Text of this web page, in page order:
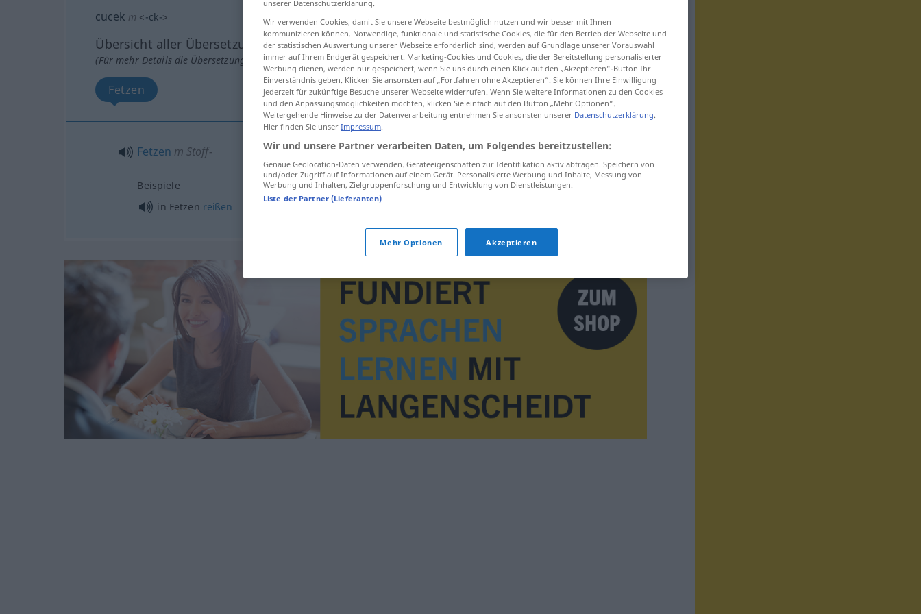
cucek m <-ck->
Übersicht aller Übersetzungen
(Für mehr Details die Übersetzung anklicken/antippen)
Fetzen
Fetzen m Stoff- cucek
Beispiele
in Fetzen reißen
unserer Datenschutzerklärung.
Wir verwenden Cookies, damit Sie unsere Webseite bestmöglich nutzen und wir besser mit Ihnen
kommunizieren können. Notwendige, funktionale und statistische Cookies, die für den Betrieb der Webseite und
der statistischen Auswertung unserer Webseite erforderlich sind, werden auf Grundlage unserer Vorauswahl
immer auf Ihrem Endgerät gespeichert. Marketing-Cookies und Cookies, die der Bereitstellung personalisierter
Werbung dienen, werden nur gespeichert, wenn Sie uns durch einen Klick auf den „Akzeptieren“-Button Ihr
Einverständnis geben. Klicken Sie ansonsten auf „Fortfahren ohne Akzeptieren“. Sie können Ihre Einwilligung
jederzeit für zukünftige Besuche unserer Webseite widerrufen. Wenn Sie weitere Informationen zu den Cookies
und den Anpassungsmöglichkeiten möchten, klicken Sie einfach auf den Button „Mehr Optionen“.
Weitergehende Hinweise zu der Datenverarbeitung entnehmen Sie ansonsten unserer Datenschutzerklärung.
Hier finden Sie unser Impressum.
Wir und unsere Partner verarbeiten Daten, um Folgendes bereitzustellen:
Genaue Geolocation-Daten verwenden. Geräteeigenschaften zur Identifikation aktiv abfragen. Speichern von
und/oder Zugriff auf Informationen auf einem Gerät. Personalisierte Werbung und Inhalte, Messung von
Werbung und Inhalten, Zielgruppenforschung und Entwicklung von Dienstleistungen.
Liste der Partner (Lieferanten)
Mehr Optionen Akzeptieren